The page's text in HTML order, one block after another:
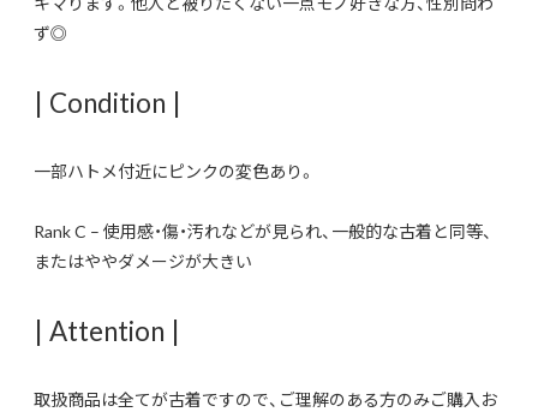
ず◎
| Condition |
一部ハトメ付近にピンクの変色あり。
Rank C – 使用感・傷・汚れなどが見られ、一般的な古着と同等、
またはややダメージが大きい
| Attention |
取扱商品は全てが古着ですので、ご理解のある方のみご購入お